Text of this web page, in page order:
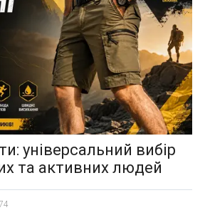
універсальний вибір
та активних людей